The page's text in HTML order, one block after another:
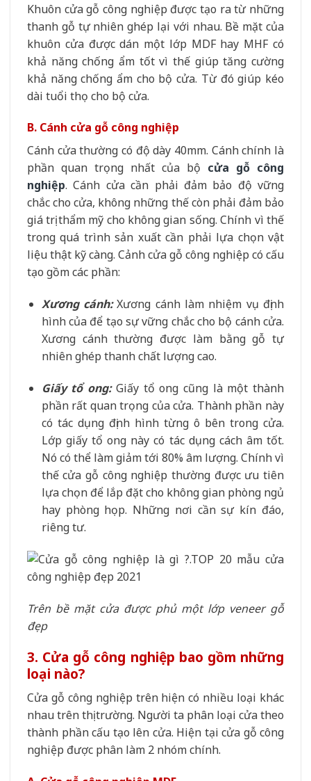
Khuôn cửa gỗ công nghiệp được tạo ra từ những
thanh gỗ tự nhiên ghép lại với nhau. Bề mặt của
khuôn cửa được dán một lớp MDF hay MHF có
khả năng chống ẩm tốt vì thế giúp tăng cường
khả năng chống ẩm cho bộ cửa. Từ đó giúp kéo
dài tuổi thọ cho bộ cửa.
B. Cánh cửa gỗ công nghiệp
Cánh cửa thường có độ dày 40mm. Cánh chính là
phần quan trọng nhất của bộ cửa gỗ công
nghiệp. Cánh cửa cần phải đảm bảo độ vững
chắc cho cửa, không những thế còn phải đảm bảo
giá trị thẩm mỹ cho không gian sống. Chính vì thế
trong quá trình sản xuất cần phải lựa chọn vật
liệu thật kỹ càng. Cảnh cửa gỗ công nghiệp có cấu
tạo gồm các phần:
Xương cánh:Xương cánh làm nhiệm vụ định
hình của để tạo sự vững chắc cho bộ cánh cửa.
Xương cánh thường được làm bằng gỗ tự
nhiên ghép thanh chất lượng cao.
Giấy tổ ong:Giấy tổ ong cũng là một thành
phần rất quan trọng của cửa. Thành phần này
có tác dụng định hình từng ô bên trong cửa.
Lớp giấy tổ ong này có tác dụng cách âm tốt.
Nó có thể làm giảm tới 80% âm lượng. Chính vì
thế cửa gỗ công nghiệp thường được ưu tiên
lựa chọn để lắp đặt cho không gian phòng ngủ
hay phòng họp. Những nơi cần sự kín đáo,
riêng tư.
Trên bề mặt cửa được phủ một lớp veneer gỗ
đẹp
3. Cửa gỗ công nghiệp bao gồm những
loại nào?
Cửa gỗ công nghiệp trên hiện có nhiều loại khác
nhau trên thị trường. Người ta phân loại cửa theo
thành phần cấu tạo lên cửa. Hiện tại cửa gỗ công
nghiệp được phân làm 2 nhóm chính.